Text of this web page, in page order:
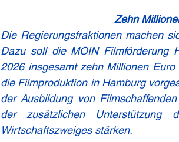
Zehn
Die Regierungsfraktionen machen
Dazu soll die MOIN Filmförderung
2026 insgesamt zehn Millionen
die Filmproduktion in Hamburg
der Ausbildung von
der zusätzlichen Unterstützung
Wirtschaftszweiges stärken.